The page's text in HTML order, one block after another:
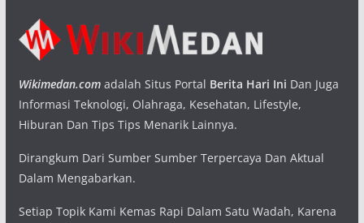
Wikimedan.comadalah Situs Portal Berita Hari Ini Dan Juga
Informasi Teknologi, Olahraga, Kesehatan, Lifestyle,
Hiburan Dan Tips Tips Menarik Lainnya.
Dirangkum Dari Sumber Sumber Terpercaya Dan Aktual
Dalam Mengabarkan.
Setiap Topik Kami Kemas Rapi Dalam Satu Wadah, Karena